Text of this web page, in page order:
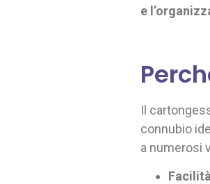
e
Il
connubio
a numerosi